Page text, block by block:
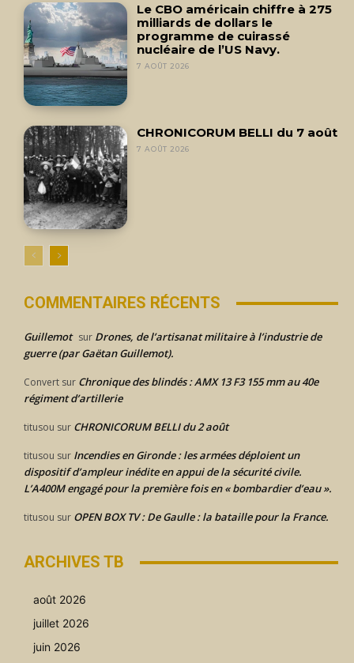
Le CBO américain chiffre à 275
milliards de dollars le
programme de cuirassé
nucléaire de l’US Navy.
7 AOÛT 2026
CHRONICORUM BELLI du 7 août
7 AOÛT 2026
COMMENTAIRES RÉCENTS
Guillemot sur Drones, de l’artisanat militaire à l’industrie de
guerre (par Gaëtan Guillemot).
Convert sur Chronique des blindés : AMX 13 F3 155 mm au 40e
régiment d’artillerie
titusou sur CHRONICORUM BELLI du 2 août
titusou sur Incendies en Gironde : les armées déploient un
dispositif d’ampleur inédite en appui de la sécurité civile.
L’A400M engagé pour la première fois en « bombardier d’eau ».
titusou sur OPEN BOX TV : De Gaulle : la bataille pour la France.
ARCHIVES TB
août 2026
juillet 2026
juin 2026